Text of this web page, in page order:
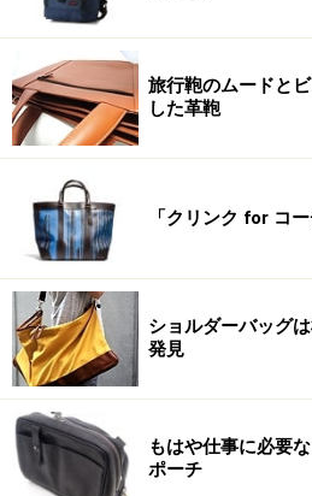
旅行鞄のムードと
した革鞄
「クリンク for コ
ショルダーバッグ
発見
もはや仕事に必要
ポーチ